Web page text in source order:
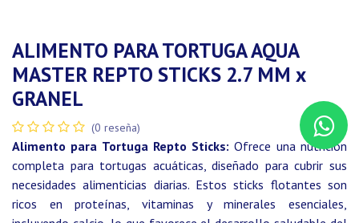
ALIMENTO PARA TORTUGA AQUA
MASTER REPTO STICKS 2.7 MM x
GRANEL
(0 reseña)
Alimento para Tortuga Repto Sticks:Ofrece una nutrición
completa para tortugas acuáticas, diseñado para cubrir sus
necesidades alimenticias diarias. Estos sticks flotantes son
ricos en proteínas, vitaminas y minerales esenciales,